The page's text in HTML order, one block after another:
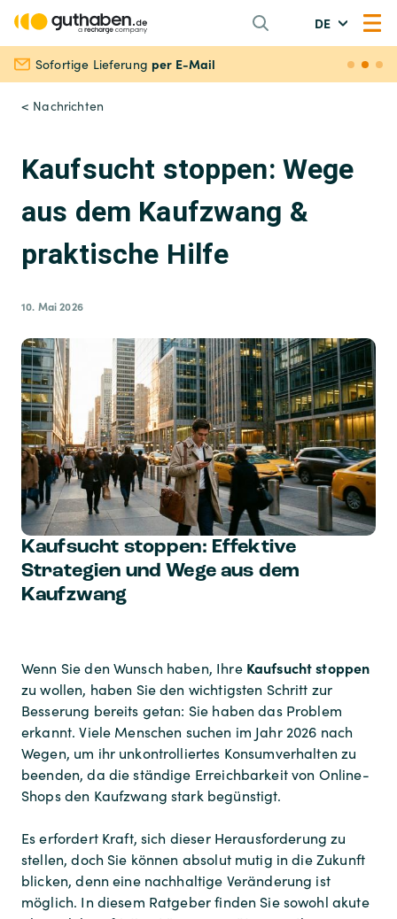
DE
Sofortige Lieferung per E-Mail
< Nachrichten
Kaufsucht stoppen: Wege
aus dem Kaufzwang &
praktische Hilfe
10. Mai 2026
Kaufsucht stoppen: Effektive
Strategien und Wege aus dem
Kaufzwang
Wenn Sie den Wunsch haben, Ihre Kaufsucht stoppen
zu wollen, haben Sie den wichtigsten Schritt zur
Besserung bereits getan: Sie haben das Problem
erkannt. Viele Menschen suchen im Jahr 2026 nach
Wegen, um ihr unkontrolliertes Konsumverhalten zu
beenden, da die ständige Erreichbarkeit von Online-
Shops den Kaufzwang stark begünstigt.
Es erfordert Kraft, sich dieser Herausforderung zu
stellen, doch Sie können absolut mutig in die Zukunft
blicken, denn eine nachhaltige Veränderung ist
möglich. In diesem Ratgeber finden Sie sowohl akute